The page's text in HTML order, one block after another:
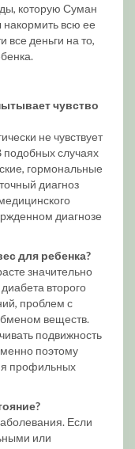
которую Суман
накормить всю ее
все деньги на то,
чувство
не чувствует
случаях
гормональные
диагноз
диагнозе
для ребенка?
значительно
второго
проблем с
веществ.
подвижность
поэтому
профильных
Если
или